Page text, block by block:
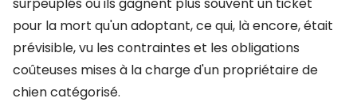
pour la mort qu'un adoptant, ce qui, là encore, était
prévisible, vu les contraintes et les obligations
coûteuses mises à la charge d'un propriétaire de
chien catégorisé.